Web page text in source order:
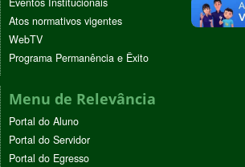
Atos normativos vigentes
WebTV
Programa Permanência e Êxito
Menu de Relevância
Portal do Aluno
Portal do Servidor
Portal do Egresso